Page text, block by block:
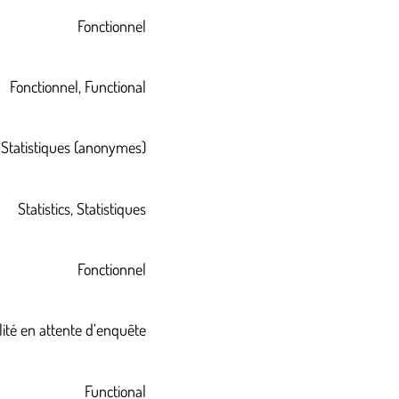
Fonctionnel
Fonctionnel, Functional
Statistiques (anonymes)
Statistics, Statistiques
Fonctionnel
en attente d’enquête
Functional